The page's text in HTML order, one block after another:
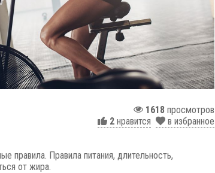
1618 просмотров
2 нравится в избранное
правила. Правила питания, длительность,
от жира.